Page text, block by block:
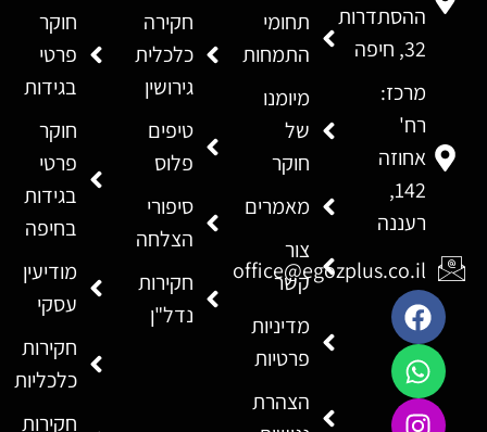
ההסתדרות
32, חיפה
מרכז:
רח'
אחוזה
142,
רעננה
office@egozplus.co.il
תחומי
התמחות
מיומנו
של
חוקר
מאמרים
צור
קשר
מדיניות
פרטיות
הצהרת
חקירה
כלכלית
גירושין
טיפים
פלוס
סיפורי
הצלחה
חקירות
נדל"ן
חוקר
פרטי
בגידות
חוקר
פרטי
בגידות
בחיפה
מודיעין
עסקי
חקירות
כלכליות
חקירות